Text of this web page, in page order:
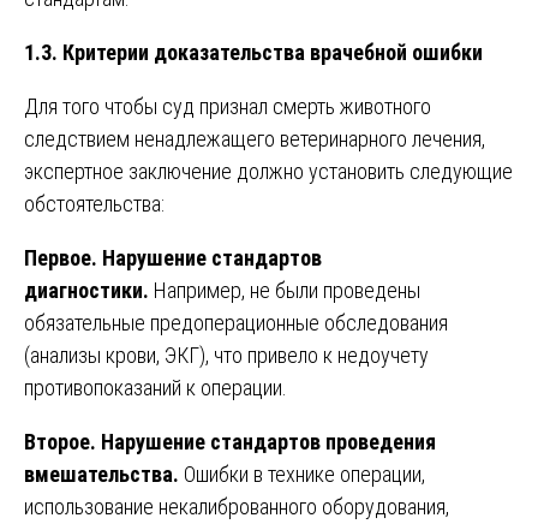
1.3. Критерии доказательства врачебной ошибки
Для того чтобы суд признал смерть животного
следствием ненадлежащего ветеринарного лечения,
экспертное заключение должно установить следующие
обстоятельства:
Первое. Нарушение стандартов
диагностики. Например, не были проведены
обязательные предоперационные обследования
(анализы крови, ЭКГ), что привело к недоучету
противопоказаний к операции.
Второе. Нарушение стандартов проведения
вмешательства. Ошибки в технике операции,
использование некалиброванного оборудования,